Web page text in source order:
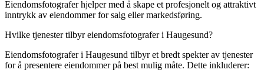
Eiendomsfotografer hjelper med å skape et profesjonelt og attraktivt
inntrykk av eiendommer for salg eller markedsføring.
Hvilke tjenester tilbyr eiendomsfotografer i Haugesund?
Eiendomsfotografer i Haugesund tilbyr et bredt spekter av tjenester
for å presentere eiendommer på best mulig måte. Dette inkluderer: